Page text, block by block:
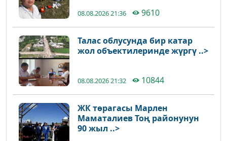
08.08.2026 21:36 9610
Талас облусунда бир катар
жол объектилеринде жүргү ..>
08.08.2026 21:32 10844
ЖК төрагасы Марлен
Маматалиев Тоң районунун
90 жыл ..>